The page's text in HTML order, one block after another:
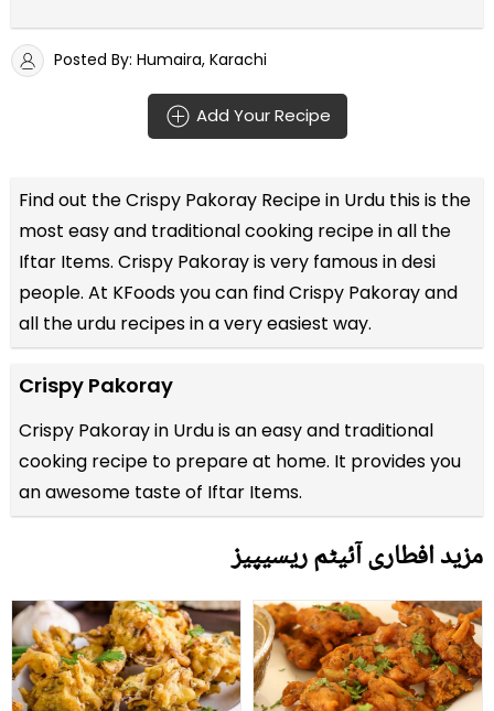
Posted By: Humaira, Karachi
Add Your Recipe
Find out theCrispy Pakoray Recipe in Urdu this is the
most easy and traditional cooking recipe in all the
Iftar Items. Crispy Pakoray is very famous in desi
people. At KFoods you can find Crispy Pakoray and
all theurdu recipesin a very easiest way.
Crispy Pakoray
Crispy Pakoray in Urdu is an easy and traditional
cooking recipe to prepare at home. It provides you
an awesome taste of Iftar Items.
مزید افطاری آئیٹم ریسیپیز